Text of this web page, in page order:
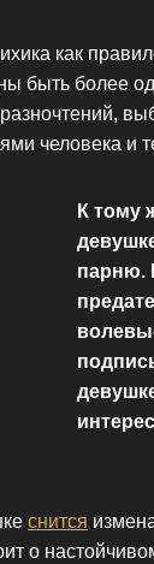
как
быть более
человека и
К тому
парню.
снится
о